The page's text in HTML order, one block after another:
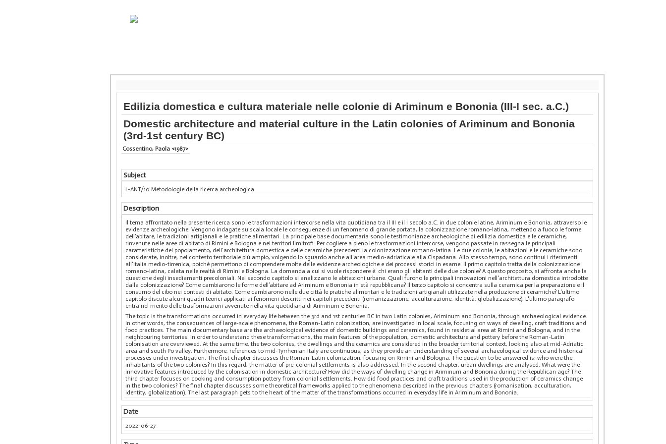
Edilizia domestica e cultura materiale nelle colonie di Ariminum e Bononia (III-I sec. a.C.)
Domestic architecture and material culture in the Latin colonies of Ariminum and Bononia
(3rd-1st century BC)
Cossentino, Paola <1987>
Subject
L-ANT/10 Metodologie della ricerca archeologica
Description
Il tema affrontato nella presente ricerca sono le trasformazioni intercorse nella vita quotidiana tra il III e il I secolo a.C. in due colonie latine, Ariminum e Bononia, attraverso le
evidenze archeologiche. Vengono indagate su scala locale le conseguenze di un fenomeno di grande portata, la colonizzazione romano-latina, mettendo a fuoco le forme
dell’abitare, le tradizioni artigianali e le pratiche alimentari. La principale base documentaria sono le testimonianze archeologiche di edilizia domestica e le ceramiche,
rinvenute nelle aree di abitato di Rimini e Bologna e nei territori limitrofi. Per cogliere a pieno le trasformazioni intercorse, vengono passate in rassegna le principali
caratteristiche del popolamento, dell'architettura domestica e delle ceramiche precedenti la colonizzazione romano-latina. Le due colonie, le abitazioni e le ceramiche sono
considerate, inoltre, nel contesto territoriale più ampio, volgendo lo sguardo anche all'area medio-adriatica e alla Cispadana. Allo stesso tempo, sono continui i riferimenti
all'Italia medio-tirrenica, poiché permettono di comprendere molte delle evidenze archeologiche e dei processi storici in esame. Il primo capitolo tratta della colonizzazione
romano-latina, calata nelle realtà di Rimini e Bologna. La domanda a cui si vuole rispondere è: chi erano gli abitanti delle due colonie? A questo proposito, si affronta anche la
questione degli insediamenti precoloniali. Nel secondo capitolo si analizzano le abitazioni urbane. Quali furono le principali innovazioni nell'architettura domestica introdotte
dalla colonizzazione? Come cambiarono le forme dell’abitare ad Ariminum e Bononia in età repubblicana? Il terzo capitolo si concentra sulla ceramica per la preparazione e il
consumo del cibo nei contesti di abitato. Come cambiarono nelle due città le pratiche alimentari e le tradizioni artigianali utilizzate nella produzione di ceramiche? L'ultimo
capitolo discute alcuni quadri teorici applicati ai fenomeni descritti nei capitoli precedenti (romanizzazione, acculturazione, identità, globalizzazione). L'ultimo paragrafo
entra nel merito delle trasformazioni avvenute nella vita quotidiana di Ariminum e Bononia.
The topic is the transformations occurred in everyday life between the 3rd and 1st centuries BC in two Latin colonies, Ariminum and Bononia, through archaeological evidence.
In other words, the consequences of large-scale phenomena, the Roman-Latin colonization, are investigated in local scale, focusing on ways of dwelling, craft traditions and
food practices. The main documentary base are the archaeological evidence of domestic buildings and ceramics, found in residetial area at Rimini and Bologna, and in the
neighbouring territories. In order to understand these transformations, the main features of the population, domestic architecture and pottery before the Roman-Latin
colonisation are overviewed. At the same time, the two colonies, the dwellings and the ceramics are considered in the broader territorial context, looking also at mid-Adriatic
area and south Po valley. Furthermore, references to mid-Tyrrhenian Italy are continuous, as they provide an understanding of several archaeological evidence and historical
processes under investigation. The first chapter discusses the Roman-Latin colonization, focusing on Rimini and Bologna. The question to be answered is: who were the
inhabitants of the two colonies? In this regard, the matter of pre-colonial settlements is also addressed. In the second chapter, urban dwellings are analysed. What were the
innovative features introduced by the colonisation in domestic architecture? How did the ways of dwelling change in Ariminum and Bononia during the Republican age? The
third chapter focuses on cooking and consumption pottery from colonial settlements. How did food practices and craft traditions used in the production of ceramics change
in the two colonies? The final chapter discusses some theoretical frameworks applied to the phenomena described in the previous chapters (romanisation, acculturation,
identity, globalization). The last paragraph gets to the heart of the matter of the transformations occurred in everyday life in Ariminum and Bononia.
Date
2022-06-27